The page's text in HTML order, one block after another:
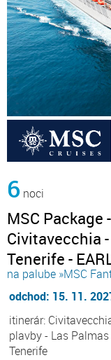
6 noci
MSC
Civitavecchia
Tenerife -
na palube »MSC
odchod: 15. 11.
itinerár:
plavby - Las
Tenerife